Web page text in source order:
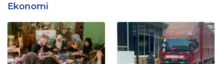
Ekonomi